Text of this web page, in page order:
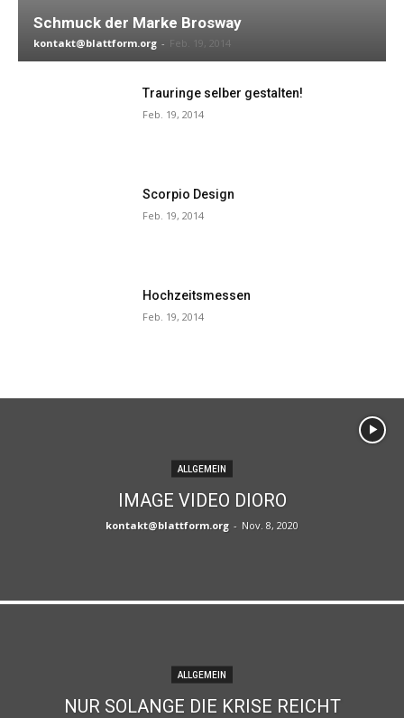
Schmuck der Marke Brosway
kontakt@blattform.org - Feb. 19, 2014
Trauringe selber gestalten!
Feb. 19, 2014
Scorpio Design
Feb. 19, 2014
Hochzeitsmessen
Feb. 19, 2014
ALLGEMEIN
IMAGE VIDEO DIORO
kontakt@blattform.org - Nov. 8, 2020
ALLGEMEIN
NUR SOLANGE DIE KRISE REICHT